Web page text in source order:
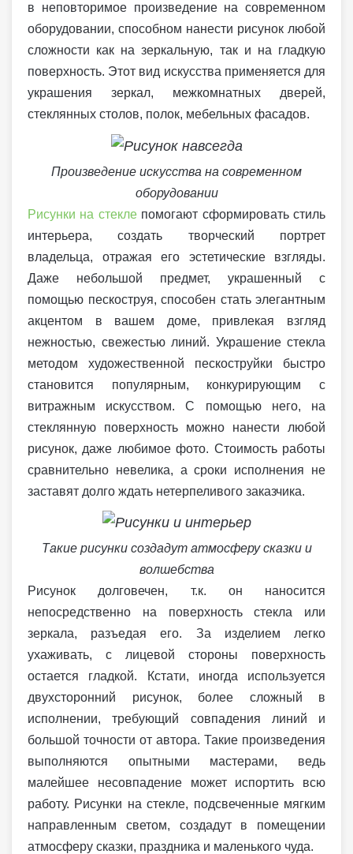
в неповторимое произведение на современном
оборудовании, способном нанести рисунок любой
сложности как на зеркальную, так и на гладкую
поверхность. Этот вид искусства применяется для
украшения зеркал, межкомнатных дверей,
стеклянных столов, полок, мебельных фасадов.
Произведение искусства на современном
оборудовании
Рисунки на стеклепомогают сформировать стиль
интерьера, создать творческий портрет
владельца, отражая его эстетические взгляды.
Даже небольшой предмет, украшенный с
помощью пескоструя, способен стать элегантным
акцентом в вашем доме, привлекая взгляд
нежностью, свежестью линий. Украшение стекла
методом художественной пескоструйки быстро
становится популярным, конкурирующим с
витражным искусством. С помощью него, на
стеклянную поверхность можно нанести любой
рисунок, даже любимое фото. Стоимость работы
сравнительно невелика, а сроки исполнения не
заставят долго ждать нетерпеливого заказчика.
Такие рисунки создадут атмосферу сказки и
волшебства
Рисунок долговечен, т.к. он наносится
непосредственно на поверхность стекла или
зеркала, разъедая его. За изделием легко
ухаживать, с лицевой стороны поверхность
остается гладкой. Кстати, иногда используется
двухсторонний рисунок, более сложный в
исполнении, требующий совпадения линий и
большой точности от автора. Такие произведения
выполняются опытными мастерами, ведь
малейшее несовпадение может испортить всю
работу. Рисунки на стекле, подсвеченные мягким
направленным светом, создадут в помещении
атмосферу сказки, праздника и маленького чуда.